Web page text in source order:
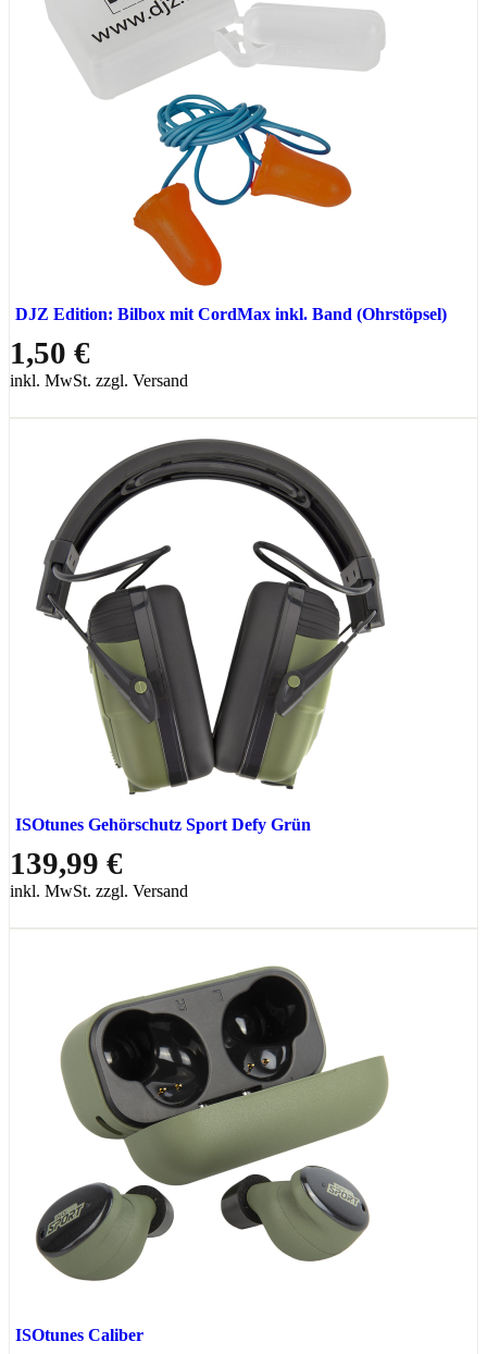
DJZ Edition: Bilbox mit CordMax inkl. Band (Ohrstöpsel)
1,50 €
inkl. MwSt. zzgl. Versand
ISOtunes Gehörschutz Sport Defy Grün
139,99 €
inkl. MwSt. zzgl. Versand
ISOtunes Caliber